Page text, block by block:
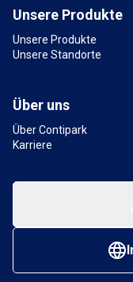
Unsere Produkte
Unsere Produkte
Unsere Standorte
Über uns
Über Contipark
Karriere